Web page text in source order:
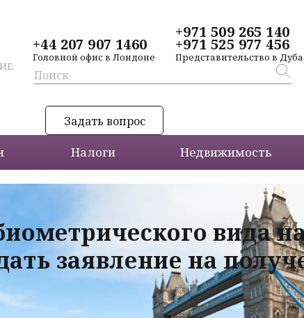
+44 207 907 1460
Головной офис в Лондоне
+971 509 265 140
+971 525 977 456
Представительство в
Задать вопрос
Налоги Недвижимость
вида
заявление на